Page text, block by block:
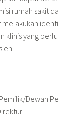
rumah sakit
klinis yang
Dewan